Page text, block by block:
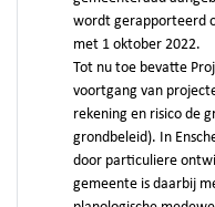
wordt gerapporteerd
met 1 oktober 2022.
Tot nu toe bevatte
voortgang van
rekening en risico de
grondbeleid). In
door particuliere
gemeente is daarbij